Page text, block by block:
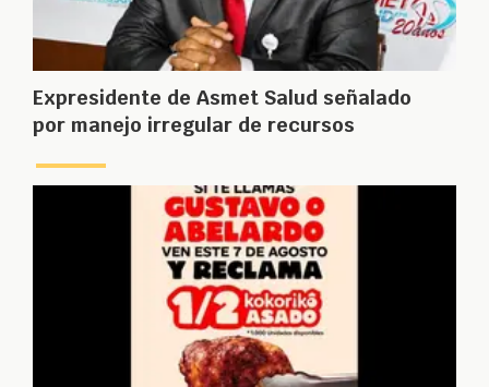
Expresidente de Asmet Salud señalado
por manejo irregular de recursos